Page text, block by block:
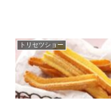
トリセツショー